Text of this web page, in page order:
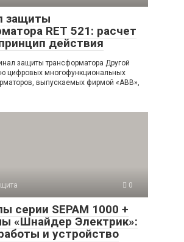
защиты
RET 521: расчет
действия
защиты трансформатора Другой
цифровых многофункциональных
выпускаемых фирмой «АВВ»,
0
серии SEPAM 1000 +
«Шнайдер Электрик»:
и устройство